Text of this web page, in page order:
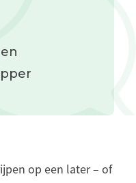
op een later – of